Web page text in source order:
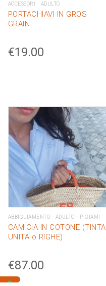
ACCESSORI ADULTO
PORTACHIAVI IN GROS
GRAIN
€19.00
ABBIGLIAMENTO ADULTO PIGIAMI
CAMICIA IN COTONE (TINTA
UNITA o RIGHE)
€87.00